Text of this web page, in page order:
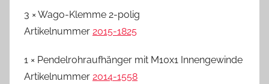
3 × Wago-Klemme 2-polig
Artikelnummer 2015-1825
1 × Pendelrohraufhänger mit M10x1 Innengewinde
Artikelnummer 2014-1558